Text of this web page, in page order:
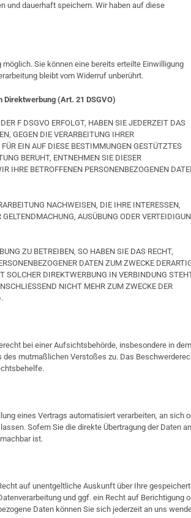
und dauerhaft speichern. Wir haben auf diese
Sie können eine bereits erteilte Einwilligung
bleibt vom Widerruf unberührt.
Direktwerbung (Art. 21 DSGVO)
F DSGVO ERFOLGT, HABEN SIE JEDERZEIT DAS
GEGEN DIE VERARBEITUNG IHRER
EIN AUF DIESE BESTIMMUNGEN GESTÜTZTES
BERUHT, ENTNEHMEN SIE DIESER
IHRE BETROFFENEN PERSONENBEZOGENEN
NACHWEISEN, DIE IHRE INTERESSEN,
AUSÜBUNG ODER
ZU BETREIBEN, SO HABEN SIE DAS RECHT,
DATEN ZUM ZWECKE
SOLCHER DIREKTWERBUNG IN VERBINDUNG
NICHT MEHR ZUM ZWECKE DER
bei einer Aufsichtsbehörde, insbesondere in dem
mutmaßlichen Verstoßes zu. Das
eines Vertrags automatisiert verarbeiten, an sich
Sofern Sie die direkte Übertragung der Daten an
ist.
auf unentgeltliche Auskunft über Ihre
und ggf. ein Recht auf Berichtigung
Daten können Sie sich jederzeit an uns